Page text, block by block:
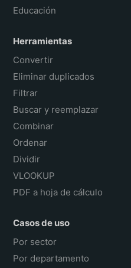
Educación
Herramientas
Convertir
Eliminar duplicados
Filtrar
Buscar y reemplazar
Combinar
Ordenar
Dividir
VLOOKUP
PDF a hoja de cálculo
Casos de uso
Por sector
Por departamento